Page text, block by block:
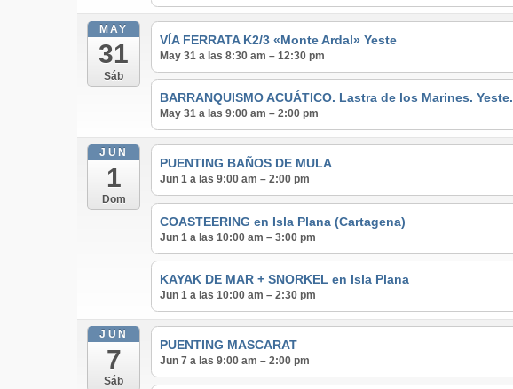
MAY
31
Sáb
VÍA FERRATA K2/3 «Monte Ardal» Yeste
May 31 a las 8:30 am – 12:30 pm
BARRANQUISMO ACUÁTICO. Lastra de los Marines. Yeste.
May 31 a las 9:00 am – 2:00 pm
JUN
1
Dom
PUENTING BAÑOS DE MULA
Jun 1 a las 9:00 am – 2:00 pm
COASTEERING en Isla Plana (Cartagena)
Jun 1 a las 10:00 am – 3:00 pm
KAYAK DE MAR + SNORKEL en Isla Plana
Jun 1 a las 10:00 am – 2:30 pm
JUN
7
Sáb
PUENTING MASCARAT
Jun 7 a las 9:00 am – 2:00 pm